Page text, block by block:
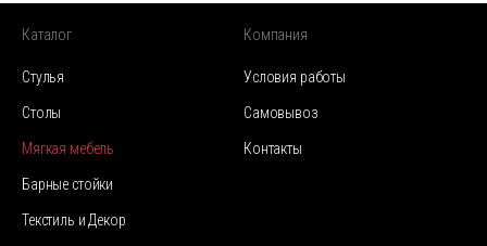
Каталог
Стулья
Столы
Мягкая мебель
Барные стойки
Текстиль и Декор
Компания
Условия работы
Самовывоз
Контакты